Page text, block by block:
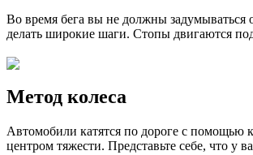
Во время бега вы не должны задумываться
делать широкие шаги. Стопы двигаются
Метод колеса
Автомобили катятся по дороге с помощью
центром тяжести. Представьте себе, что у